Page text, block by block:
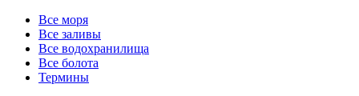
Все моря
Все заливы
Все водохранилища
Все болота
Термины